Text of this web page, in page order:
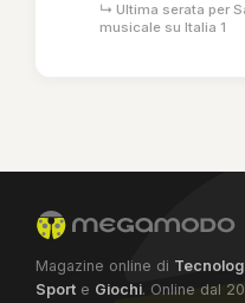
↳ Ultima serata per
musicale su Italia 1
Magazine online di
Sport e Giochi. Online dal